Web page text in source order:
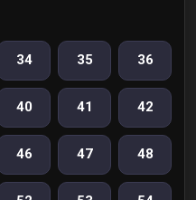
34 35 36
40 41 42
46 47 48